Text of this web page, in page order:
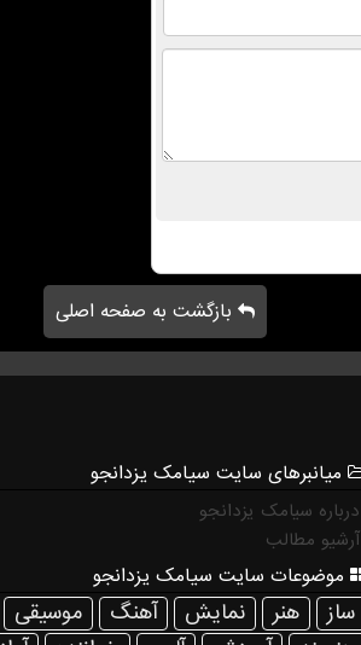
بازگشت به صفحه اصلی
میانبرهای سایت سیامک یزدانجو
درباره سیامک یزدانجو
آرشیو مطالب
موضوعات سایت سیامک یزدانجو
ساز هنر نمایش آهنگ موسیقی